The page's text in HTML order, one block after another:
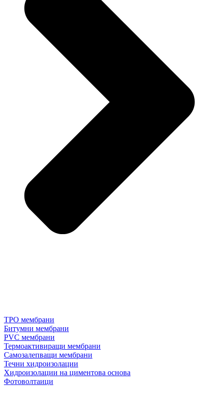
TPO мембрани
Битумни мембрани
PVC мембрани
Термоактивиращи мембрани
Самозалепващи мембрани
Течни хидроизолации
Хидроизолации на циментова основа
Фотоволтаици